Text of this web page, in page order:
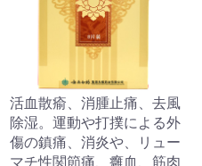
活血散瘉、消腫止痛、去風
除湿。運動や打撲による外
傷の鎮痛、消炎や、リュー
マチ性関節痛、癰血、筋肉